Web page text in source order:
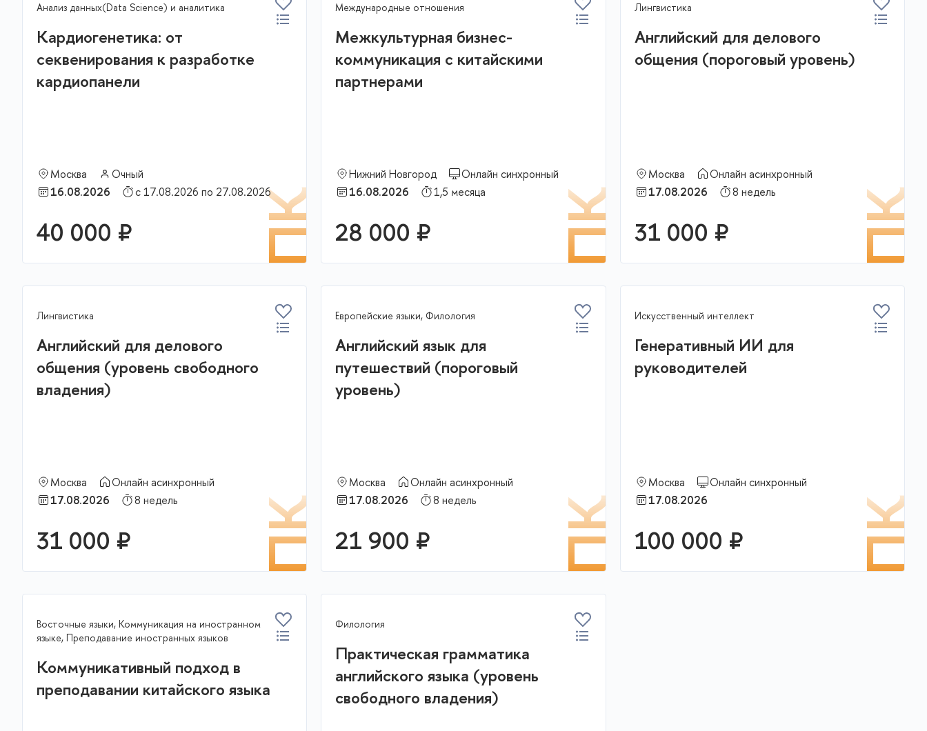
Анализ данных(Data Science) и аналитика
Кардиогенетика: от
секвенирования к разработке
кардиопанели
ПК
Москва
Очный
16.08.2026
с 17.08.2026 по 27.08.2026
40 000 ₽ В корзину
Международные отношения
Межкультурная бизнес-
коммуникация с китайскими
партнерами
ПК
Нижний Новгород
Онлайн синхронный
16.08.2026
1,5 месяца
28 000 ₽ В корзину
Лингвистика
Английский для делового
общения (пороговый уровень)
ПК
Москва
Онлайн асинхронный
17.08.2026
8 недель
31 000 ₽
Лингвистика
Английский для делового
общения (уровень свободного
владения)
ПК
Москва
Онлайн асинхронный
17.08.2026
8 недель
31 000 ₽ В корзину
Европейские языки, Филология
Английский язык для
путешествий (пороговый
уровень)
ПК
Москва
Онлайн асинхронный
17.08.2026
8 недель
21 900 ₽ В корзину
Искусственный интеллект
Генеративный ИИ для
руководителей
ПК
Москва
Онлайн синхронный
17.08.2026
100 000 ₽
Восточные языки, Коммуникация на иностранном
языке, Преподавание иностранных языков
Коммуникативный подход в
преподавании китайского языка
Филология
Практическая грамматика
английского языка (уровень
свободного владения)